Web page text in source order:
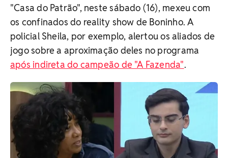
"Casa do Patrão", neste sábado (16), mexeu com
os confinados do reality show de Boninho. A
policial Sheila, por exemplo, alertou os aliados de
jogo sobre a aproximação deles no programa
após indireta do campeão de "A Fazenda".